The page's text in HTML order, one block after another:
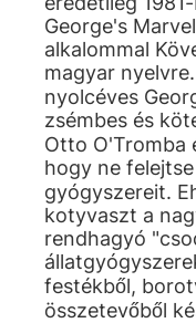
George's
alkalommal
magyar
nyolcéves
zsémbes és
Otto O'Tromba
hogy ne
gyógyszereit.
kotyvaszt a
rendhagyó
festékből,
összetevőből